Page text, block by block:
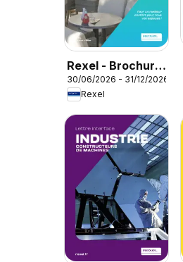
Rexel - Brochure
rafraichisseur
d'air
30/06/2026 - 31/12/2026
Rexel